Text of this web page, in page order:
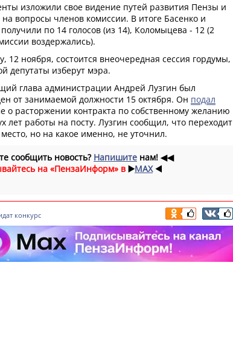
изложили свое видение путей развития Пензы и
на вопросы членов комиссии. В итоге Басенко и
по 14 голосов (из 14), Коломыцева - 12 (2
воздержались).
12 ноября, состоится внеочередная сессия гордумы,
депутаты изберут мэра.
глава администрации Андрей Лузгин был
от занимаемой должности 15 октября. Он подал
о расторжении контракта по собственному желанию
лет работы на посту. Лузгин сообщил, что переходит
но на какое именно, не уточнил.
сообщить новость? Напишите нам! ◀◀
на «ПензаИнформ» в ▶️MAX ◀️
конкурс